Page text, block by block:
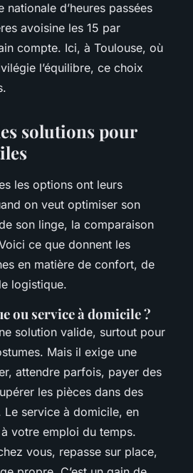
nationale d’heures passées
avoisine les 15 par
compte. Ici, à Toulouse, où
l’équilibre, ce choix
solutions pour
les options ont leurs
on veut optimiser son
son linge, la comparaison
ce que donnent les
en matière de confort, de
logistique.
ou service à domicile ?
solution valide, surtout pour
Mais il exige une
attendre parfois, payer des
les pièces dans des
Le service à domicile, en
à votre emploi du temps.
vous, repasse sur place,